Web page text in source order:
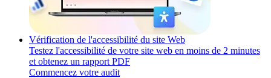
Vérification de l'accessibilité du site Web
Testez l'accessibilité de votre site web en moins de 2 minutes
et obtenez un rapport PDF
Commencez votre audit